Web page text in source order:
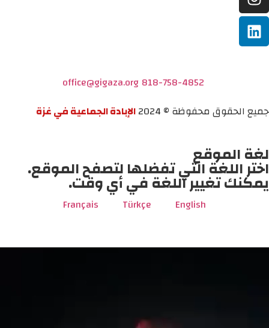
818-758-4852
office@gigaza.org
جميع الحقوق محفوظة © 2024
الإبادة الجماعية في غزة
لغة الموقع
اختر اللغة التي تفضلها لتصفح الموقع.
يمكنك تغيير اللغة في أي وقت.
English
Türkçe
Français